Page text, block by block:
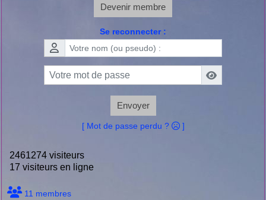
Devenir membre
Se reconnecter :
Envoyer
[ Mot de passe perdu ? ]
2461274 visiteurs
17 visiteurs en ligne
11 membres